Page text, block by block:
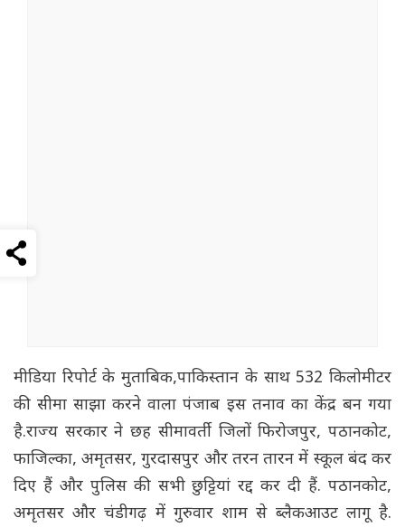
मीडिया रिपोर्ट के मुताबिक,पाकिस्तान के साथ 532 किलोमीटर
की सीमा साझा करने वाला पंजाब इस तनाव का केंद्र बन गया
है.राज्य सरकार ने छह सीमावर्ती जिलों फिरोजपुर, पठानकोट,
फाजिल्का, अमृतसर, गुरदासपुर और तरन तारन में स्कूल बंद कर
दिए हैं और पुलिस की सभी छुट्टियां रद्द कर दी हैं. पठानकोट,
अमृतसर और चंडीगढ़ में गुरुवार शाम से ब्लैकआउट लागू है.